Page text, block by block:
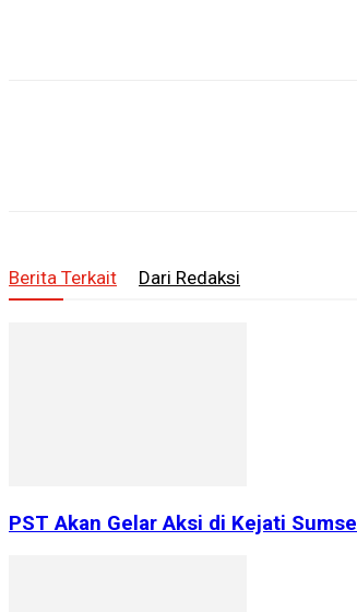
Berita Terkait Dari Redaksi
PST Akan Gelar Aksi di Kejati